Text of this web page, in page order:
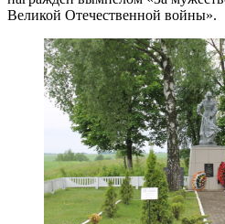
Великой Отечественной войны».